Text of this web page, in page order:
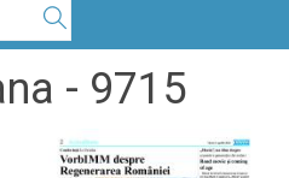
- 9715